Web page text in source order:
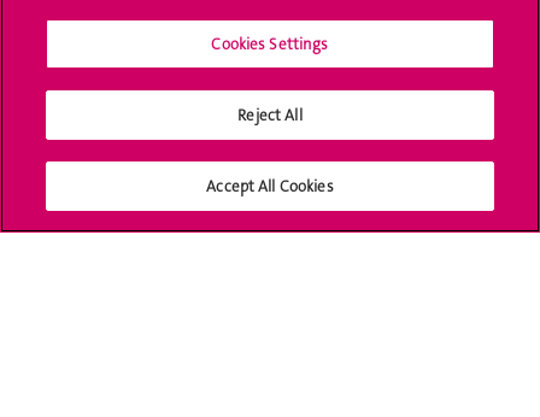
Calendrier académique
Médias sociaux UNIGE
Cookies Settings
Reject All
Accept All Cookies